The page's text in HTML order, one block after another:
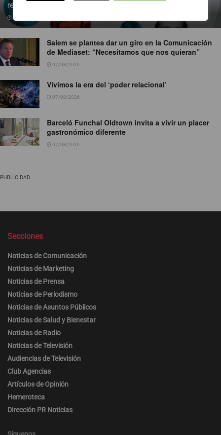
regularización masiva
07/08/2026
Salem se plantea dar un giro en la Comunicación
de Mediaset: “Necesitamos que nos quieran”
07/08/2026
Vivimos la era del ‘poder relacional’
07/08/2026
Barceló Funchal Oldtown invita a vivir un placer
gastronómico diferente
07/08/2026
PUBLICIDAD
Secciones
Noticias de Comunicación
Noticias de Marketing
Noticias de Prensa
Noticias de Periodismo
Noticias de Asuntos Públicos
Noticias de Salud y Bienestar
Noticias de Radio
Noticias de Televisión
Audiencias de Televisión
Club Agencias
Artículos de Opinión
Hemeroteca
Dirección PR Noticias